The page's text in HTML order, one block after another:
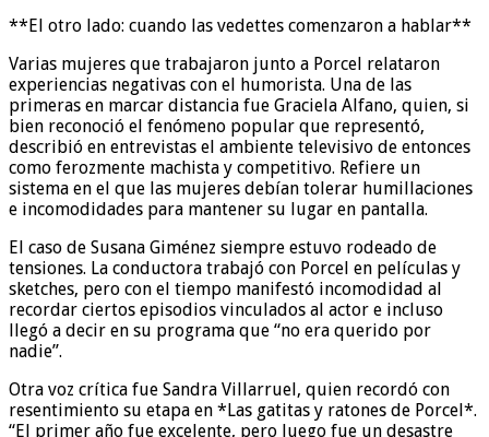
**El otro lado: cuando las vedettes comenzaron a hablar**
Varias mujeres que trabajaron junto a Porcel relataron
experiencias negativas con el humorista. Una de las
primeras en marcar distancia fue Graciela Alfano, quien, si
bien reconoció el fenómeno popular que representó,
describió en entrevistas el ambiente televisivo de entonces
como ferozmente machista y competitivo. Refiere un
sistema en el que las mujeres debían tolerar humillaciones
e incomodidades para mantener su lugar en pantalla.
El caso de Susana Giménez siempre estuvo rodeado de
tensiones. La conductora trabajó con Porcel en películas y
sketches, pero con el tiempo manifestó incomodidad al
recordar ciertos episodios vinculados al actor e incluso
llegó a decir en su programa que “no era querido por
nadie”.
Otra voz crítica fue Sandra Villarruel, quien recordó con
resentimiento su etapa en *Las gatitas y ratones de Porcel*.
“El primer año fue excelente, pero luego fue un desastre